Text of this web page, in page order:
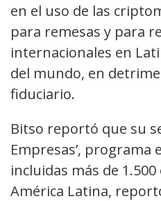
en el uso de las
para remesas y para
internacionales en
del mundo, en
fiduciario.
Bitso reportó que su
Empresas’, programa
incluidas más de
América Latina,